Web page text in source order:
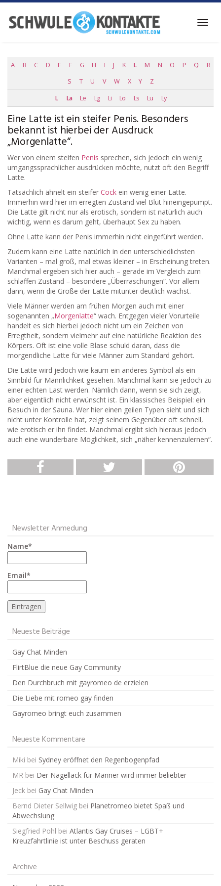
Skip
main
A B C D E F G H I J K L M N O P Q
R
S
T U V W X Y
Z
L
La Le Lg Li Lo Ls Lu Ly
Eine Latte ist ein steifer Penis. Besonders
bekannt ist hierbei der Ausdruck
„Morgenlatte“.
Wer von einem steifen Penis sprechen, sich jedoch ein wenig
umgangssprachlicher ausdrücken möchte, nutzt oft den Begriff
Latte.
Tatsächlich ähnelt ein steifer Cock ein wenig einer Latte.
Immerhin wird hier im erregten Zustand viel Blut hineingepumpt.
Die Latte gilt nicht nur als erotisch, sondern ist natürlich auch
wichtig, wenn es darum geht, überhaupt Sex zu haben.
Ohne Latte kann der Penis immerhin nicht eingeführt werden.
Zudem kann eine Latte natürlich in den unterschiedlichsten
Varianten – mal groß, mal etwas kleiner – in Erscheinung treten.
Manchmal ergeben sich hier auch – gerade im Vergleich zum
schlaffen Zustand – besondere „Überraschungen“. Vor allem
dann, wenn die Größe der Latte mitunter deutlich wächst.
Viele Männer werden am frühen Morgen auch mit einer
sogenannten „Morgenlatte“ wach. Entgegen vieler Vorurteile
handelt es sich hierbei jedoch nicht um ein Zeichen von
Erregtheit, sondern vielmehr auf eine natürliche Reaktion des
Körpers. Oft ist eine volle Blase schuld daran, dass die
morgendliche Latte für viele Männer zum Standard gehört.
Die Latte wird jedoch wie kaum ein anderes Symbol als ein
Sinnbild für Männlichkeit gesehen. Manchmal kann sie jedoch zu
einer echten Last werden. Nämlich dann, wenn sie sich zeigt,
aber eigentlich nicht erwünscht ist. Ein klassisches Beispiel: ein
Besuch in der Sauna. Wer hier einen geilen Typen sieht und sich
nicht unter Kontrolle hat, zeigt seinem Gegenüber oft schnell,
wie erotisch er ihn findet. Manchmal ergibt sich hieraus jedoch
auch eine wunderbare Möglichkeit, sich „näher kennenzulernen“.
Newsletter Anmedung
Name*
Email*
Neueste Beiträge
Gay Chat Minden
FlirtBlue die neue Gay Community
Den Durchbruch mit gayromeo de erzielen
Die Liebe mit romeo gay finden
Gayromeo bringt euch zusammen
Neueste Kommentare
Miki bei Sydney eröffnet den Regenbogenpfad
MR bei Der Nagellack für Männer wird immer beliebter
Jeck bei Gay Chat Minden
Bernd Dieter Sellwig bei Planetromeo bietet Spaß und
Abwechslung
Siegfried Pohl bei Atlantis Gay Cruises – LGBT+
Kreuzfahrtlinie ist unter Beschuss geraten
Archive